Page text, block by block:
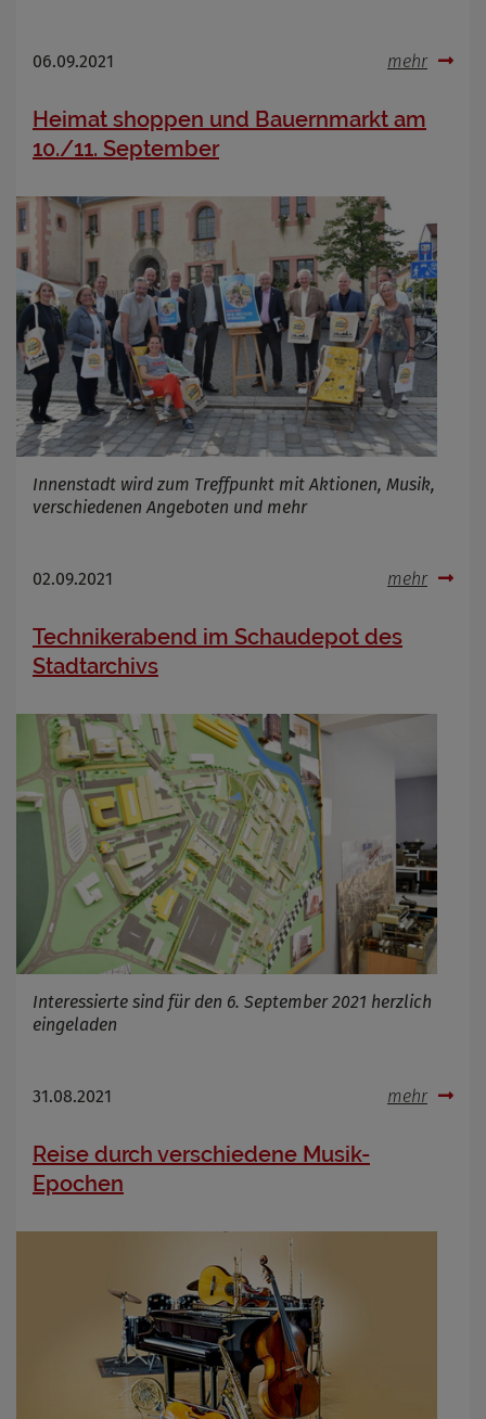
06.09.2021 mehr
Heimat shoppen und Bauernmarkt am
10./11. September
Innenstadt wird zum Treffpunkt mit Aktionen, Musik,
verschiedenen Angeboten und mehr
02.09.2021 mehr
Technikerabend im Schaudepot des
Stadtarchivs
Interessierte sind für den 6. September 2021 herzlich
eingeladen
31.08.2021 mehr
Reise durch verschiedene Musik-
Epochen